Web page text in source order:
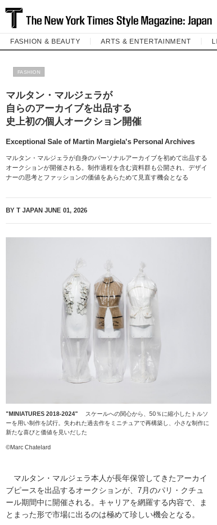
FASHION & BEAUTY ARTS & ENTERTAINMENT
FASHION
マルタン・マルジェラが
自らのアーカイブを出品する
史上初の個人オークション開催
Exceptional Sale of Martin Margiela's Personal Archives
マルタン・マルジェラが自身のパーソナルアーカイブを初めて出品する
オークションが開催される。制作過程を含む資料群も公開され、デザイ
ナーの思考とファッションの価値をあらためて見直す機会となる
BY T JAPAN JUNE 01, 2026
"MINIATURES 2018-2024" スケールへの関心から、50％に縮小したトルソ
ーを用い制作を試行。失われた過去作をミニチュアで再構築し、小さな制作に
新たな喜びと価値を見いだした
©Marc Chatelard
マルタン・マルジェラ本人が長年保管してきたアーカイ
ブピースを出品するオークションが、7月のパリ・クチュ
ール期間中に開催される。キャリアを網羅する内容で、ま
とまった形で市場に出るのは極めて珍しい機会となる。